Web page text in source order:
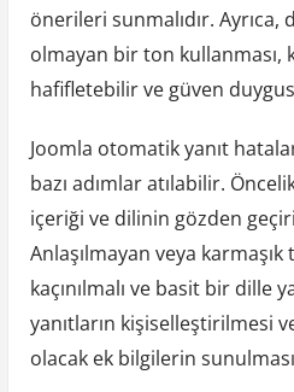
önerileri sunmalıdır.
olmayan bir ton kullanması,
hafifletebilir ve güven
Joomla otomatik yanıt
bazı adımlar atılabilir.
içeriği ve dilinin gözden
Anlaşılmayan veya
kaçınılmalı ve basit bir dille
yanıtların kişiselleştirilmesi
olacak ek bilgilerin